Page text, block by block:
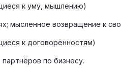
к уму, мышлению)
мысленное возвращение к
к договорённостям)
по бизнесу.